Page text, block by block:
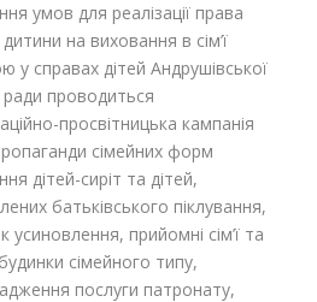
умов для реалізації права
на виховання в сім’ї
у справах дітей Андрушівської
ради проводиться
просвітницька кампанія
сімейних форм
дітей-сиріт та дітей,
батьківського піклування,
усиновлення, прийомні сім’ї та
сімейного типу,
послуги патронату,